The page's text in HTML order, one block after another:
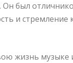
Он был
и стремление
жизнь музыке